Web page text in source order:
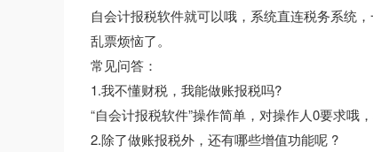
自会计报税软件就可以哦，系统直连税务系统
乱票烦恼了。
常见问答：
1.我不懂财税，我能做账报税吗?
“自会计报税软件”操作简单，对操作人0要求哦
2.除了做账报税外，还有哪些增值功能呢 ?